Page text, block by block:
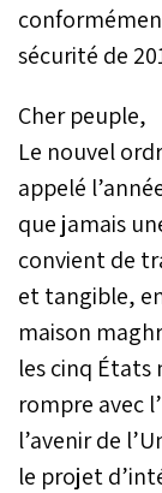
sécurité de
Cher peuple,
Le nouvel
appelé
que jamais
convient de
et tangible,
maison
les cinq États
rompre avec
l’avenir de
le projet